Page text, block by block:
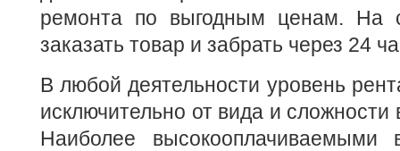
ремонта по выгодным ценам. На
заказать товар и забрать через 24
В любой деятельности уровень
исключительно от вида и
Наиболее высокооплачиваемыми